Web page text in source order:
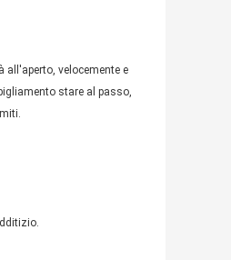
velocemente e
stare al passo,